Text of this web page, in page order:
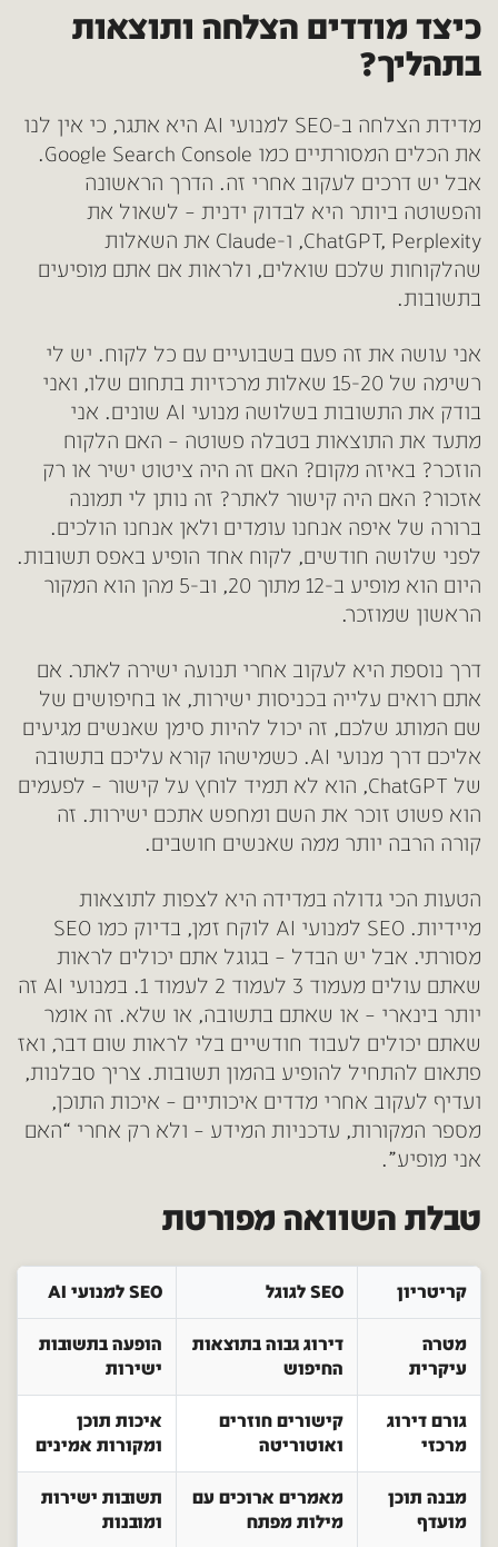
כיצד מודדים הצלחה ותוצאות
בתהליך?
מדידת הצלחה ב-SEO למנועי AI היא אתגר, כי אין לנו
את הכלים המסורתיים כמו Google Search Console.
אבל יש דרכים לעקוב אחרי זה. הדרך הראשונה
והפשוטה ביותר היא לבדוק ידנית – לשאול את
ChatGPT, Perplexity, ו-Claude את השאלות
שהלקוחות שלכם שואלים, ולראות אם אתם מופיעים
בתשובות.
אני עושה את זה פעם בשבועיים עם כל לקוח. יש לי
רשימה של 15-20 שאלות מרכזיות בתחום שלו, ואני
בודק את התשובות בשלושה מנועי AI שונים. אני
מתעד את התוצאות בטבלה פשוטה – האם הלקוח
הוזכר? באיזה מקום? האם זה היה ציטוט ישיר או רק
אזכור? האם היה קישור לאתר? זה נותן לי תמונה
ברורה של איפה אנחנו עומדים ולאן אנחנו הולכים.
לפני שלושה חודשים, לקוח אחד הופיע באפס תשובות.
היום הוא מופיע ב-12 מתוך 20, וב-5 מהן הוא המקור
הראשון שמוזכר.
דרך נוספת היא לעקוב אחרי תנועה ישירה לאתר. אם
אתם רואים עלייה בכניסות ישירות, או בחיפושים של
שם המותג שלכם, זה יכול להיות סימן שאנשים מגיעים
אליכם דרך מנועי AI. כשמישהו קורא עליכם בתשובה
של ChatGPT, הוא לא תמיד לוחץ על קישור – לפעמים
הוא פשוט זוכר את השם ומחפש אתכם ישירות. זה
קורה הרבה יותר ממה שאנשים חושבים.
הטעות הכי גדולה במדידה היא לצפות לתוצאות
מיידיות. SEO למנועי AI לוקח זמן, בדיוק כמו SEO
מסורתי. אבל יש הבדל – בגוגל אתם יכולים לראות
שאתם עולים מעמוד 3 לעמוד 2 לעמוד 1. במנועי AI זה
יותר בינארי – או שאתם בתשובה, או שלא. זה אומר
שאתם יכולים לעבוד חודשיים בלי לראות שום דבר, ואז
פתאום להתחיל להופיע בהמון תשובות. צריך סבלנות,
ועדיף לעקוב אחרי מדדים איכותיים – איכות התוכן,
מספר המקורות, עדכניות המידע – ולא רק אחרי “האם
אני מופיע”.
טבלת השוואה מפורטת
קריטריון SEO לגוגל SEO למנועי AI
מטרה
עיקרית
דירוג גבוה בתוצאות
החיפוש
הופעה בתשובות
ישירות
גורם דירוג
מרכזי
קישורים חוזרים
ואוטוריטה
איכות תוכן
ומקורות אמינים
מבנה תוכן
מועדף
מאמרים ארוכים עם
מילות מפתח
תשובות ישירות
ומובנות